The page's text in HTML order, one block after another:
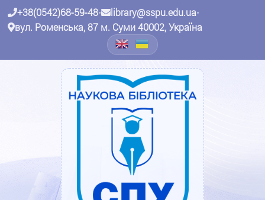
+38(0542)68-59-48• library@sspu.edu.ua•
вул. Роменська, 87 м. Суми 40002, Україна